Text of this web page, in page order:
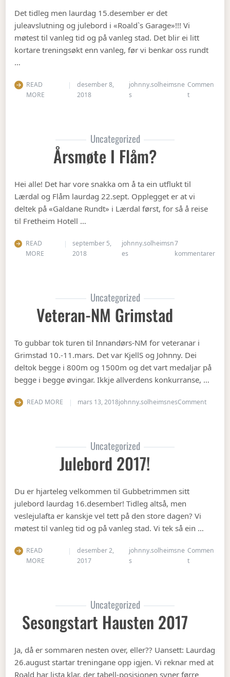
Det tidleg men laurdag 15.desember er det
juleavslutning og julebord i «Roald`s Garage»!!! Vi
møtest til vanleg tid og på vanleg stad. Det blir ei litt
kortare treningsøkt enn vanleg, før vi benkar oss rundt
…
READ
MORE
desember 8,
2018
johnny.solheimsne
s
Commen
ton Julebordet
Uncategorized
Årsmøte I Flåm?
Hei alle! Det har vore snakka om å ta ein utflukt til
Lærdal og Flåm laurdag 22.sept. Opplegget er at vi
deltek på «Galdane Rundt» i Lærdal først, for så å reise
til Fretheim Hotell …
READ
MORE
september 5,
2018
johnny.solheimsn
es
7
kommentarertil
Uncategorized
Veteran-NM Grimstad
To gubbar tok turen til Innandørs-NM for veteranar i
Grimstad 10.-11.mars. Det var KjellS og Johnny. Dei
deltok begge i 800m og 1500m og det vart medaljar på
begge i begge øvingar. Ikkje allverdens konkurranse, …
READ MORE mars 13, 2018johnny.solheimsnesCommenton
Uncategorized
Julebord 2017!
Du er hjarteleg velkommen til Gubbetrimmen sitt
julebord laurdag 16.desember! Tidleg altså, men
veslejulafta er kanskje vel tett på den store dagen? Vi
møtest til vanleg tid og på vanleg stad. Vi tek så ein …
READ
MORE
desember 2,
2017
johnny.solheimsne
s
Commen
ton Julebord
Uncategorized
Sesongstart Hausten 2017
Ja, då er sommaren nesten over, eller?? Uansett: Laurdag
26.august startar treningane opp igjen. Vi reknar med at
Roald har lista klar, der tabell-posisjonen syner førre